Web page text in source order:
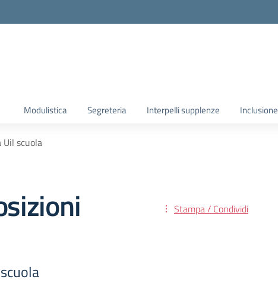
Modulistica Segreteria Interpelli supplenze Inclusione
scuola
Stampa / Condividi